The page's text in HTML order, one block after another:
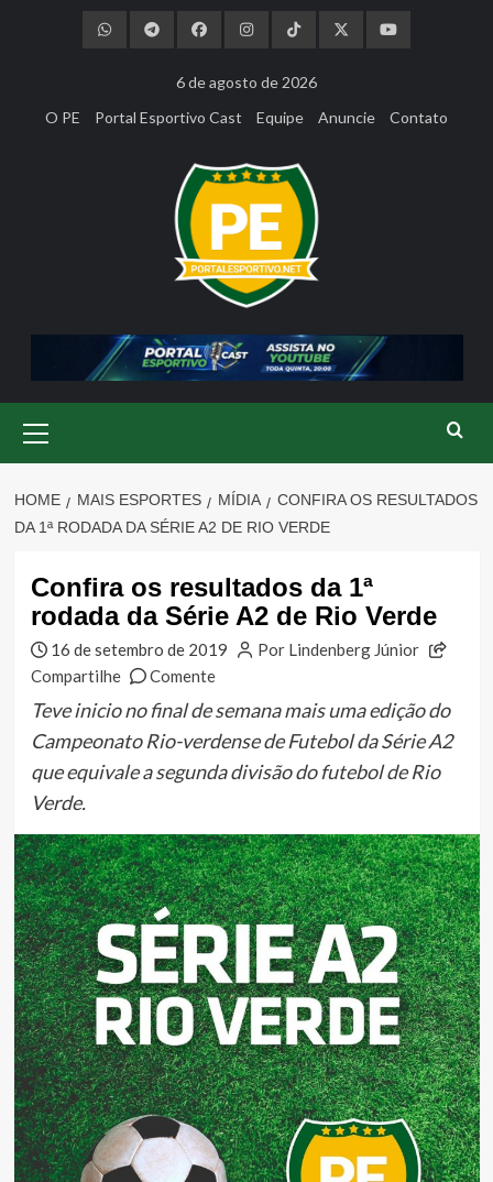
6 de agosto de 2026
O PE
Portal Esportivo Cast Equipe Anuncie Contato
Menu
HOME MAIS ESPORTES MÍDIA
CONFIRA OS RESULTADOS
DA 1ª RODADA DA SÉRIE A2 DE RIO VERDE
Confira os resultados da 1ª
rodada da Série A2 de Rio Verde
16 de setembro de 2019
Por Lindenberg Júnior
Compartilhe
Comente
Teve inicio no final de semana mais uma edição do
Campeonato Rio-verdense de Futebol da Série A2
que equivale a segunda divisão do futebol de Rio
Verde.